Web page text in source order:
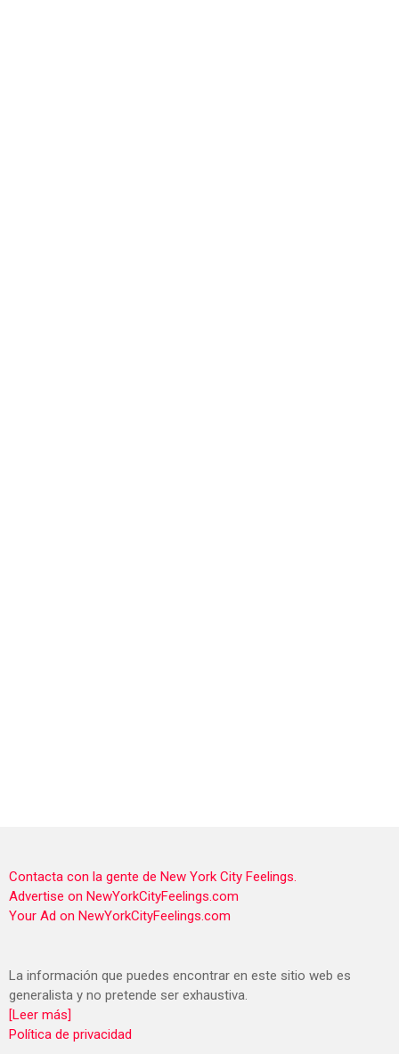
Contacta con la gente de New York City Feelings.
Advertise on NewYorkCityFeelings.com
Your Ad on NewYorkCityFeelings.com
La información que puedes encontrar en este sitio web es
generalista y no pretende ser exhaustiva.
[Leer más]
Política de privacidad